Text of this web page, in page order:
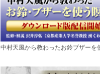
中村天風から教わったお鈴ブザーを